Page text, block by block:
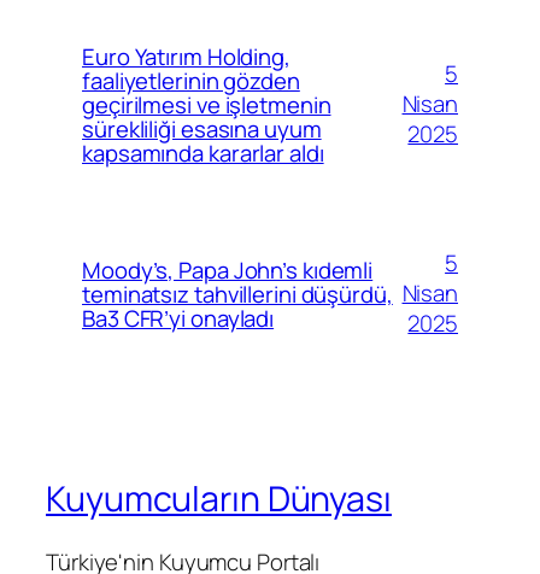
Euro Yatırım Holding,
faaliyetlerinin gözden
geçirilmesi ve işletmenin
sürekliliği esasına uyum
kapsamında kararlar aldı
5
Nisan
2025
Moody’s, Papa John’s kıdemli
teminatsız tahvillerini düşürdü,
Ba3 CFR’yi onayladı
5
Nisan
2025
Kuyumcuların Dünyası
Türkiye'nin Kuyumcu Portalı